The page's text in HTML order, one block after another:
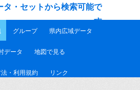
タ・セットから検索可能で
す
グループ 県内広域データ
データ 地図で見る
・利用規約 リンク